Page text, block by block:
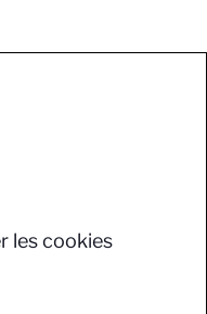
les cookies